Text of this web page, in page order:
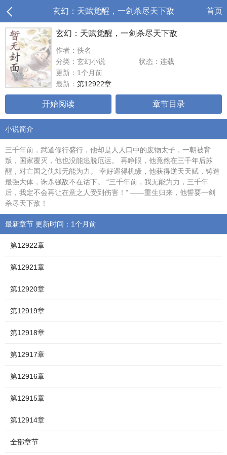
玄幻：天赋觉醒，一剑杀尽天下敌 首页
玄幻：天赋觉醒，一剑杀尽天下敌
作者：佚名
分类：玄幻小说
状态：连载
更新：1个月前
最新： 第12922章
开始阅读 章节目录
小说简介
三千年前，武道修行盛行，他却是人人口中的废物太子，一朝被背
叛，国家覆灭，他也没能逃脱厄运。 再睁眼，他竟然在三千年后苏
醒，对亡国之仇却无能为力。 幸好遇得机缘，他获得逆天天赋，铸造
最强大体，诛杀强敌不在话下。 “三千年前，我无能为力，三千年
后，我定不会再让在意之人受到伤害！” ——重生归来，他誓要一剑
杀尽天下敌！
最新章节 更新时间：1个月前
第12922章
第12921章
第12920章
第12919章
第12918章
第12917章
第12916章
第12915章
第12914章
全部章节